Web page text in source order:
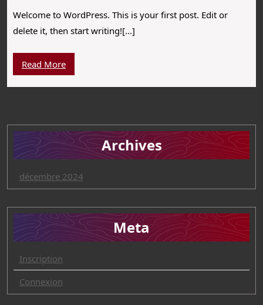
Welcome to WordPress. This is your first post. Edit or
delete it, then start writing![...]
Read More
Archives
décembre 2024
Meta
Inscription
Connexion